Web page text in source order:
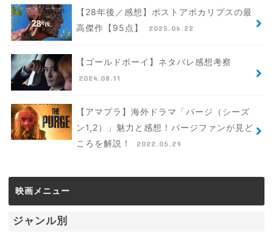
【28年後／感想】ポストアポカリプスの最
高傑作【95点】
2025.06.22
【ゴールドボーイ】ネタバレ感想考察
2024.08.11
【アマプラ】海外ドラマ「パージ（シーズ
ン1,2）」魅力と感想！パージファンが見ど
ころを解説！
2022.05.29
映画メニュー
ジャンル別